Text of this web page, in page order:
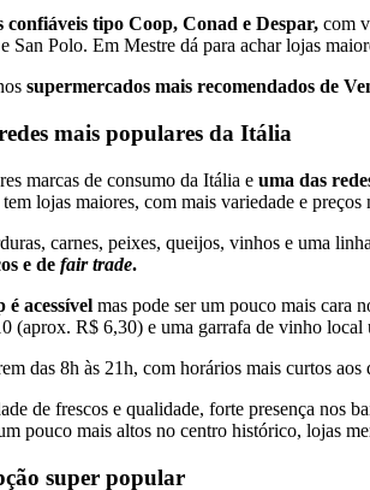
confiáveis tipo Coop, Conad e Despar, com
San Polo. Em Mestre dá para achar lojas
supermercados mais recomendados de
mais populares da Itália
marcas de consumo da Itália e uma das
lojas maiores, com mais variedade e preços
carnes, peixes, queijos, vinhos e uma
e de fair trade.
é acessível mas pode ser um pouco mais cara
(aprox. R$ 6,30) e uma garrafa de vinho
das 8h às 21h, com horários mais curtos
de frescos e qualidade, forte presença nos
pouco mais altos no centro histórico, lojas
super popular